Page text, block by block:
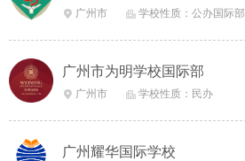
 广州市  学校性质：公办国际部
广州市为明学校国际部
 广州市  学校性质：民办
广州耀华国际学校